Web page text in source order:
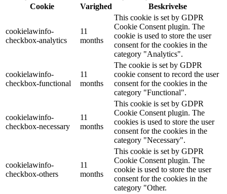
Cookie
Varighed Beskrivelse
cookielawinfo-
checkbox-analytics
11
months
This cookie is set by GDPR
Cookie Consent plugin. The
cookie is used to store the user
consent for the cookies in the
category "Analytics".
cookielawinfo-
checkbox-functional
11
months
The cookie is set by GDPR
cookie consent to record the user
consent for the cookies in the
category "Functional".
cookielawinfo-
checkbox-necessary
11
months
This cookie is set by GDPR
Cookie Consent plugin. The
cookies is used to store the user
consent for the cookies in the
category "Necessary".
cookielawinfo-
checkbox-others
11
months
This cookie is set by GDPR
Cookie Consent plugin. The
cookie is used to store the user
consent for the cookies in the
category "Other.